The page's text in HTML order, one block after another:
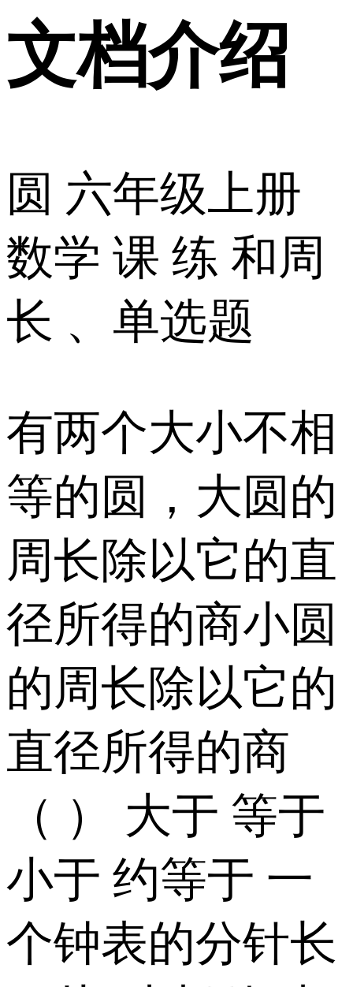
文档介绍
圆 六年级上册
数学 课 练 和周
长 、单选题
有两个大小不相
等的圆，大圆的
周长除以它的直
径所得的商小圆
的周长除以它的
直径所得的商
（ ） 大于 等于
小于 约等于 一
个钟表的分针长